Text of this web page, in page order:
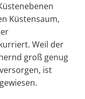
Küstensaum,
Weil der
groß genug
ist